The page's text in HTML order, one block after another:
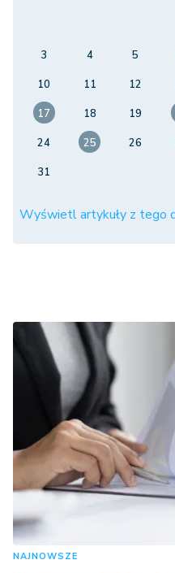
3
4 5
10
11 12
17
18 19
24
25 26
31
Wyświetl artykuły z tego
NAJNOWSZE